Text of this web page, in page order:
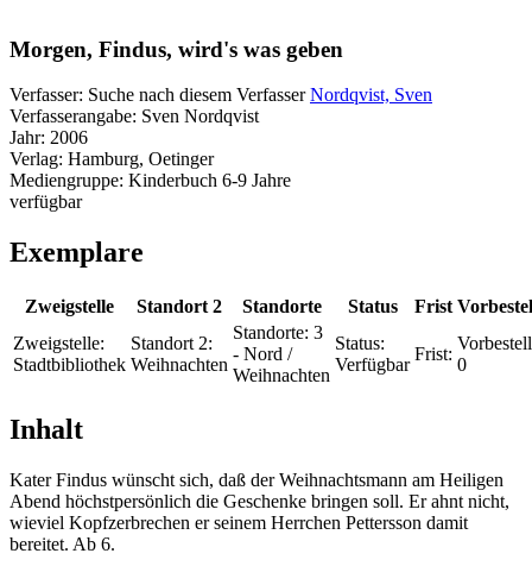
Morgen, Findus, wird's was geben
Verfasser: Suche nach diesem Verfasser Nordqvist, Sven
Verfasserangabe: Sven Nordqvist
Jahr: 2006
Verlag: Hamburg, Oetinger
Mediengruppe: Kinderbuch 6-9 Jahre
verfügbar
Exemplare
Zweigstelle Standort 2 Standorte Status Frist
Zweigstelle:
Stadtbibliothek
Standort 2:
Weihnachten
Standorte: 3
- Nord /
Weihnachten
Status:
Verfügbar
Frist:
0
Inhalt
Kater Findus wünscht sich, daß der Weihnachtsmann am Heiligen
Abend höchstpersönlich die Geschenke bringen soll. Er ahnt nicht,
wieviel Kopfzerbrechen er seinem Herrchen Pettersson damit
bereitet. Ab 6.